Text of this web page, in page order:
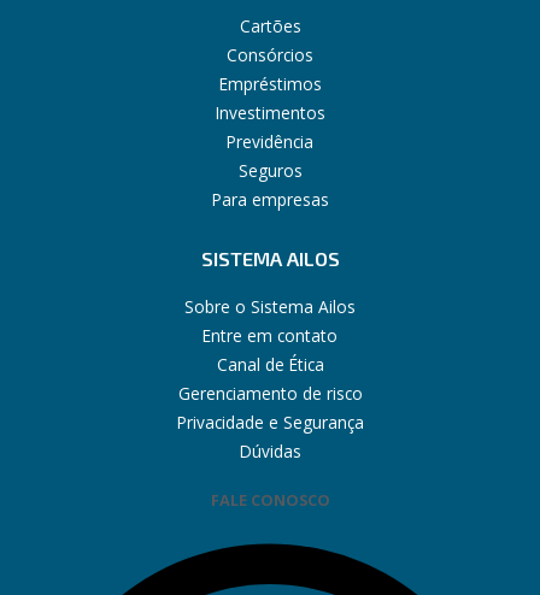
Cartões
Consórcios
Empréstimos
Investimentos
Previdência
Seguros
Para empresas
SISTEMA AILOS
Sobre o Sistema Ailos
Entre em contato
Canal de Ética
Gerenciamento de risco
Privacidade e Segurança
Dúvidas
FALE CONOSCO